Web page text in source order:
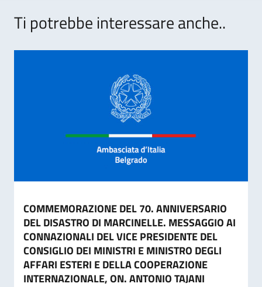
Ti potrebbe interessare anche..
COMMEMORAZIONE DEL 70. ANNIVERSARIO
DEL DISASTRO DI MARCINELLE. MESSAGGIO AI
CONNAZIONALI DEL VICE PRESIDENTE DEL
CONSIGLIO DEI MINISTRI E MINISTRO DEGLI
AFFARI ESTERI E DELLA COOPERAZIONE
INTERNAZIONALE, ON. ANTONIO TAJANI